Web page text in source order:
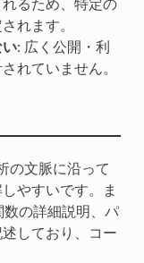
るため、特定の
れます。
い: 広く公開・利
れていません。
の文脈に沿って
やすいです。ま
の詳細説明、パ
しており、コー